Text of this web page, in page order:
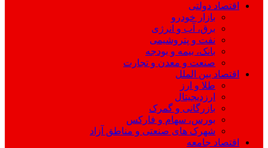
اقتصاد دولتی
بازار خودرو
برق، آب و انرژی
نفت و پتروشیمی
بانک، بیمه و بودجه
صنعت و معدن و تجارت
اقتصاد بین الملل
طلا و ارز
ارزدیجیتال
بازرگانی و گمرک
بورس، سهام و فارکس
شهرک های صنعتی و مناطق آزاد
اقتصاد جامعه